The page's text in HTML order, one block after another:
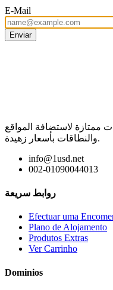
E-Mail
Enviar
ممتازة لاستضافة المواقع
والنطاقات بأسعار زهيدة.
info@1usd.net
002-01090044013
روابط سريعة
Efectuar uma
Plano de Alojamento
Produtos Extras
Ver Carrinho
Dominios